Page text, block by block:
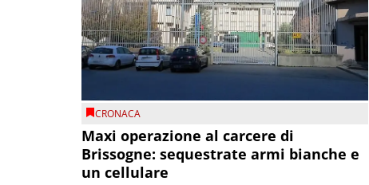
CRONACA
Maxi operazione al carcere di
Brissogne: sequestrate armi bianche e
un cellulare